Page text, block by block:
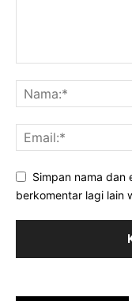
Simpan nama dan
berkomentar lagi lain